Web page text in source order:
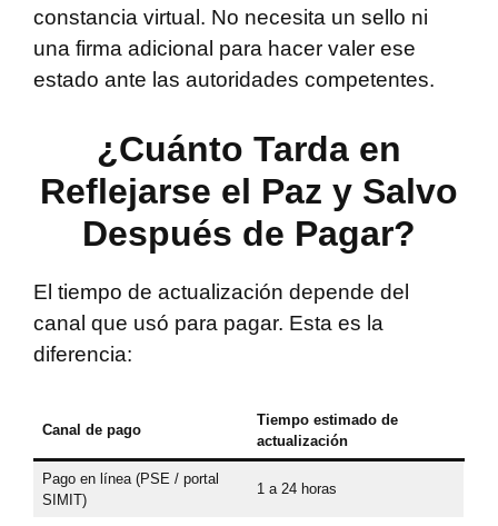
constancia virtual. No necesita un sello ni
una firma adicional para hacer valer ese
estado ante las autoridades competentes.
¿Cuánto Tarda en
Reflejarse el Paz y Salvo
Después de Pagar?
El tiempo de actualización depende del
canal que usó para pagar. Esta es la
diferencia:
Canal de pago
Tiempo estimado de
actualización
Pago en línea (PSE / portal
SIMIT)
1 a 24 horas